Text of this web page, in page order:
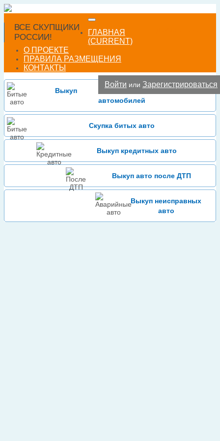
ВСЕ СКУПЩИКИ
РОССИИ!
ГЛАВНАЯ
(CURRENT)
О ПРОЕКТЕ
ПРАВИЛА РАЗМЕЩЕНИЯ
КОНТАКТЫ
Войти или Зарегистрироваться
Выкуп
автомобилей
Скупка битых авто
Выкуп кредитных авто
Выкуп авто после ДТП
Выкуп неисправных
авто